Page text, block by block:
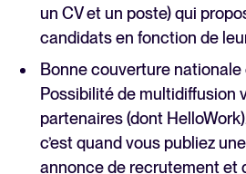
un CV et un poste) qui
candidats en fonction de
Bonne couverture
Possibilité de multidiffusion
partenaires (dont
c’est quand vous publiez
annonce de recrutement et